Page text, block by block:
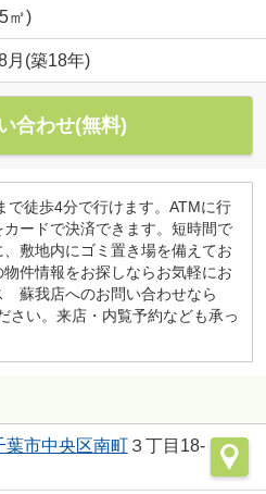
㎡)
月(築18年)
合わせ(無料)
で徒歩4分で行けます。ATMに行
ードで決済できます。短時間で
敷地内にゴミ置き場を備えてお
件情報をお探しならお気軽にお
蘇我店へのお問い合わせなら
さい。来店・内覧予約なども承っ
葉市中央区南町３丁目18-